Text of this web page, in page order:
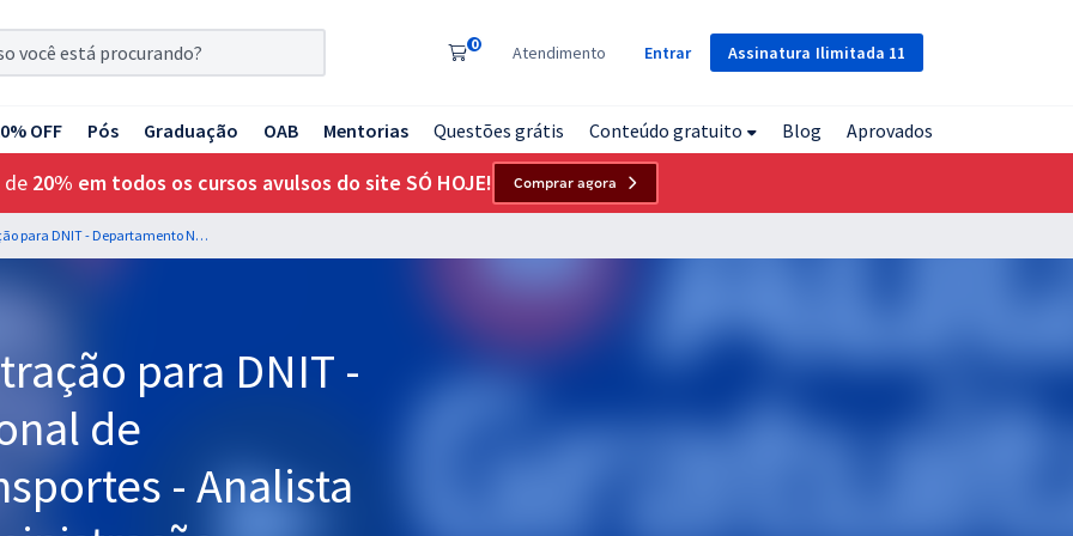
Assinatura Ilimitada 11
0 Atendimento Entrar
OFF Pós Graduação OAB Mentorias Questões grátis Conteúdo gratuito Blog Aprovados
de 20% em todos os cursos avulsos do site SÓ HOJE! Comprar agora
Funções da Administração para DNIT - Departamento Nacional de Infraestrutura e Transportes - Analista Administrativo - Administração - Professor: Rafael Barbosa
para DNIT -
de
- Analista